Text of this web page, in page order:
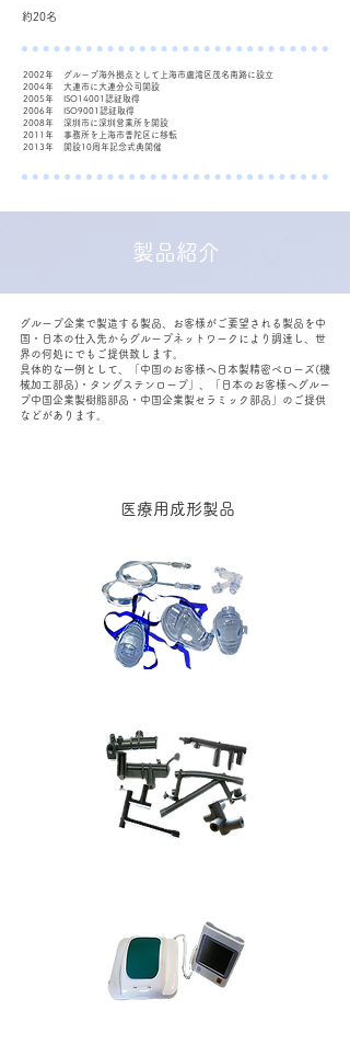
約20名
グループ海外拠点として上海市盧湾区茂名南路に設立
大連市に大連分公司開設
ISO14001認証取得
ISO9001認証取得
深圳市に深圳営業所を開設
事務所を上海市普陀区に移転
開設10周年記念式典開催
2002年
2004年
2005年
2006年
2008年
2011年
2013年
製品紹介
グループ企業で製造する製品、お客様がご要望される製品を中
国・日本の仕入先からグループネットワークにより調達し、世
界の何処にでもご提供致します。
具体的な一例として、「中国のお客様へ日本製精密ベローズ(機
械加工部品)・タングステンロープ」、「日本のお客様へグルー
プ中国企業製樹脂部品・中国企業製セラミック部品」のご提供
などがあります。
医療用成形製品